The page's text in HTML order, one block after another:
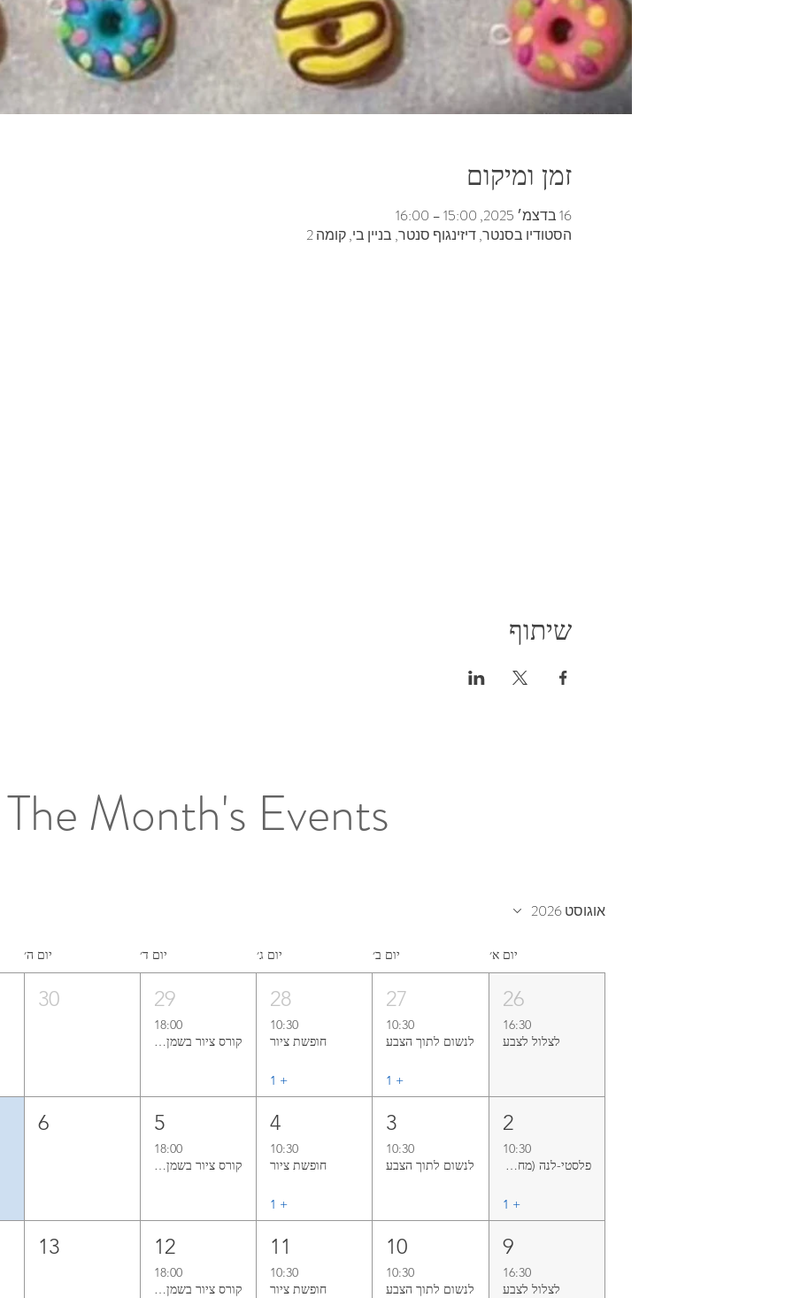
זמן ומיקום
16 בדצמ׳ 2025, 15:00 – 16:00
הסטודיו בסנטר, דיזינגוף סנטר, בניין בי, קומה 2
שיתוף
The Month's Events
אוגוסט 2026
יום א׳ יום ב׳ יום ג׳ יום ד׳ יום ה׳
26
16:30
לצלול‭ ‬לצבע‭
27
10:30
לנשום‭ ‬לתוך‭ ‬הצבע
+ ‏1
28
10:30
חופשת ציור
+ ‏1
29
18:00
קורס ציור בשמן אל־א־פרימה ללא ממסים
30
2
10:30
פלסטי-לנה (מחזור אוגוסט)
+ ‏1
3
10:30
לנשום‭ ‬לתוך‭ ‬הצבע
4
10:30
חופשת ציור
+ ‏1
5
18:00
קורס ציור בשמן אל־א־פרימה ללא ממסים
6
9
16:30
לצלול‭ ‬לצבע‭
10
10:30
לנשום‭ ‬לתוך‭ ‬הצבע
11
10:30
חופשת ציור
12
18:00
קורס ציור בשמן אל־א־פרימה ללא ממסים
13